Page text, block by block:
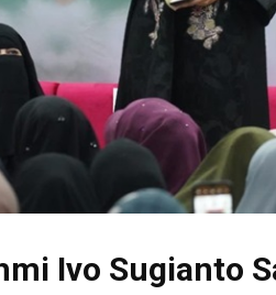
Ivo Sugianto